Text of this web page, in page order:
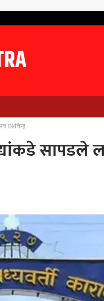
प्रश्नचिन्ह
सापडले